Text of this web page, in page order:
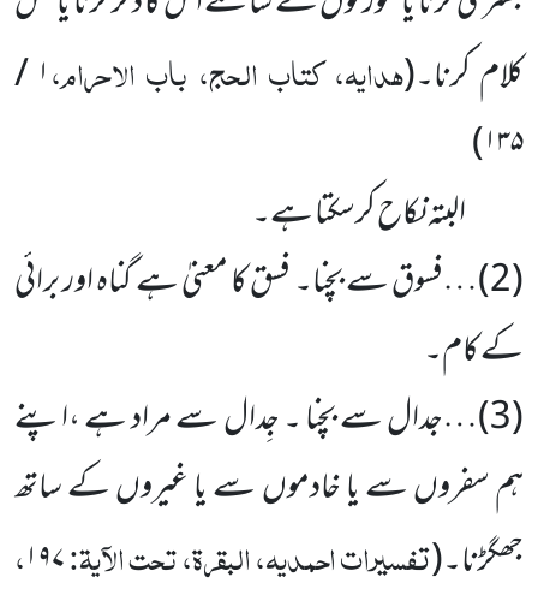
کلام کرنا۔(ہدایہ، کتاب الحج، باب الاحرام، ۱ /
۱۳۵)
البتہ نکاح کرسکتا ہے۔
(
2)…فسوق سے بچنا۔ فسق کا معنیٰ ہے گناہ اور برائی
کے کام۔
(
3)…جدال سے بچنا ۔ جِدال سے مراد ہے ،اپنے
ہم سفروں سے یا خادموں سے یا غیروں کے ساتھ
جھگڑنا۔(تفسیرات احمدیہ، البقرۃ، تحت الآیۃ:۱۹۷،